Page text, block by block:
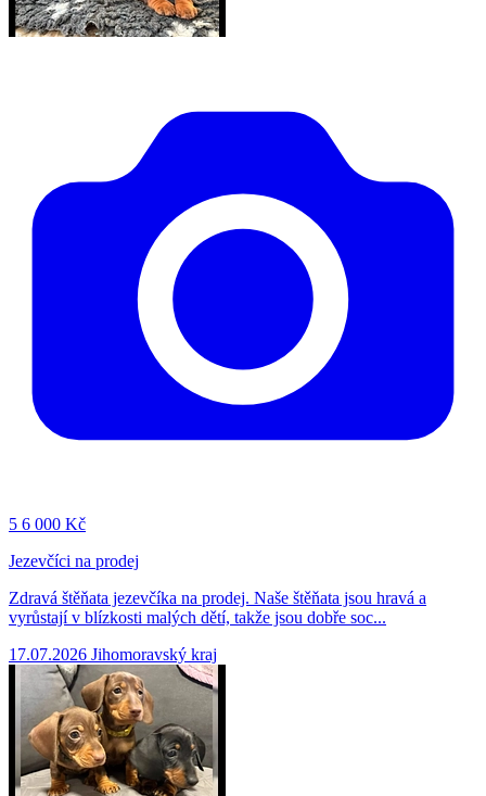
5 6 000 Kč
Jezevčíci na prodej
Zdravá štěňata jezevčíka na prodej. Naše štěňata jsou hravá a
vyrůstají v blízkosti malých dětí, takže jsou dobře soc...
17.07.2026 Jihomoravský kraj